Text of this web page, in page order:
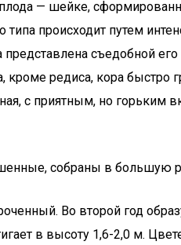
— шейке,
происходит путем
съедобной
кроме редиса, кора
с приятным, но
собраны в большую
Во второй год
в высоту 1,6-2,0 м.